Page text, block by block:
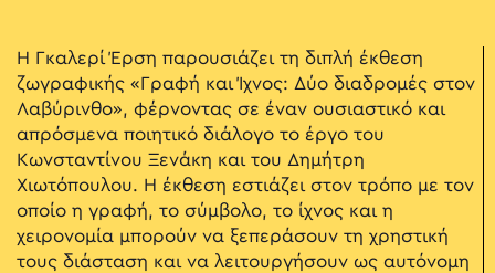
Η Γκαλερί Έρση παρουσιάζει τη διπλή έκθεση
ζωγραφικής «Γραφή και Ίχνος: Δύο διαδρομές στον
Λαβύρινθο», φέρνοντας σε έναν ουσιαστικό και
απρόσμενα ποιητικό διάλογο το έργο του
Κωνσταντίνου Ξενάκη και του Δημήτρη
Χιωτόπουλου. Η έκθεση εστιάζει στον τρόπο με τον
οποίο η γραφή, το σύμβολο, το ίχνος και η
χειρονομία μπορούν να ξεπεράσουν τη χρηστική
τους διάσταση και να λειτουργήσουν ως αυτόνομη